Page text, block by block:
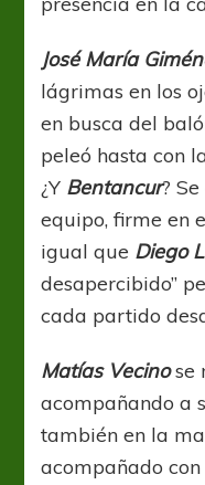
José María
lágrimas en los
en busca del
peleó hasta con
¿Y Bentancur?
equipo, firme en
igual que Diego
desapercibido”
cada partido
Matías Vecinose
acompañando a
también en la
acompañado con